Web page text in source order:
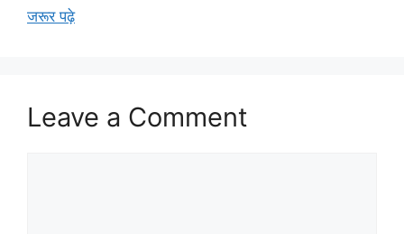
जरूर पढ़े
Leave a Comment